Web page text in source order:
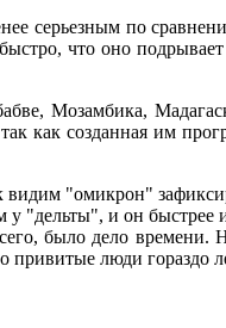
серьезным по
что оно
Мозамбика,
как созданная им
"омикрон"
"дельты", и он быстрее
было дело времени.
люди гораздо